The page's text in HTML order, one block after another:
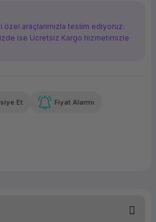
araçlarımızla teslim ediyoruz.
ise Ücretsiz Kargo hizmetimizle
Et Fiyat Alarmı